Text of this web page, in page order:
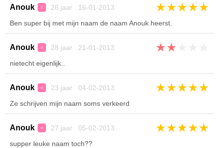
Anouk ♀ 26 jaar 16-01-2013 ★★★★★
Ben super bij met mijn naam de naam Anouk heerst.
Anouk ♀ 28 jaar 21-01-2013 ★★
nietecht eigenlijk..
Anouk ♀ 23 jaar 04-02-2013 ★★★★★
Ze schrijven mijn naam soms verkeerd
Anouk ♀ 27 jaar 05-02-2013 ★★★★★
supper leuke naam toch??